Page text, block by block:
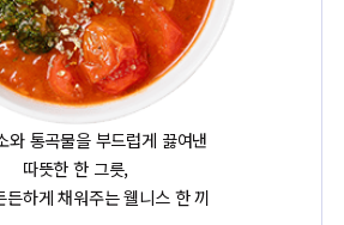
스프
와 통곡물을 부드럽게 끓여낸
따뜻한 한 그릇,
든하게 채워주는 웰니스 한 끼